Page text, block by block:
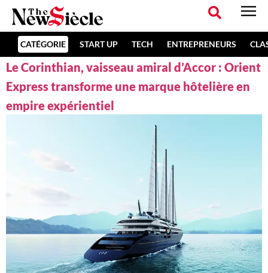
CATÉGORIE START UP TECH ENTREPRENEURS
Le Corinthian, vaisseau amiral d’Accor : Orient
Express transforme une marque hôtelière en
empire expérientiel